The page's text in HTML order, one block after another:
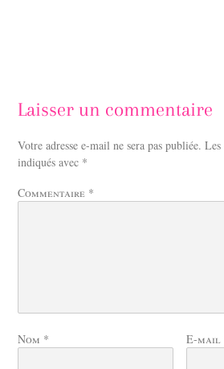
Laisser un commentaire
Votre adresse e-mail ne sera pas publiée. Les
indiqués avec *
Commentaire *
Nom * E-mail